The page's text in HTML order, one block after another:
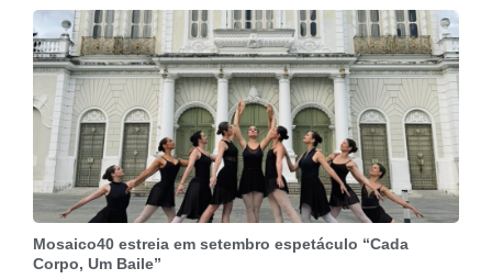
Mosaico40 estreia em setembro espetáculo “Cada
Corpo, Um Baile”